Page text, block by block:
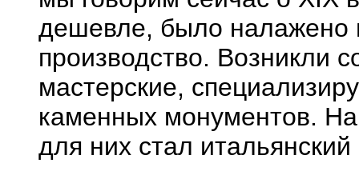
дешевле, было налажено
производство. Возникли
мастерские,
каменных монументов.
для них стал